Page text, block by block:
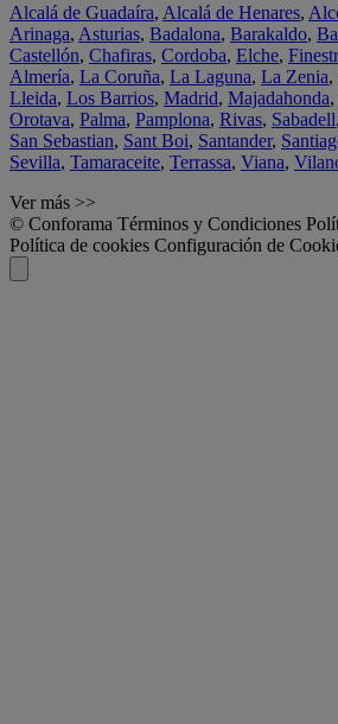
Alcalá de Guadaíra, Alcalá de Henares,
Arinaga, Asturias, Badalona, Barakaldo,
Castellón, Chafiras, Cordoba, Elche,
Almería, La Coruña, La Laguna, La Zenia,
Lleida, Los Barrios, Madrid, Majadahonda,
Orotava, Palma, Pamplona, Rivas, Sabadell,
San Sebastian, Sant Boi, Santander,
Sevilla, Tamaraceite, Terrassa, Viana,
Ver más >>
© Conforama Términos y Condiciones
Política de cookies Configuración de